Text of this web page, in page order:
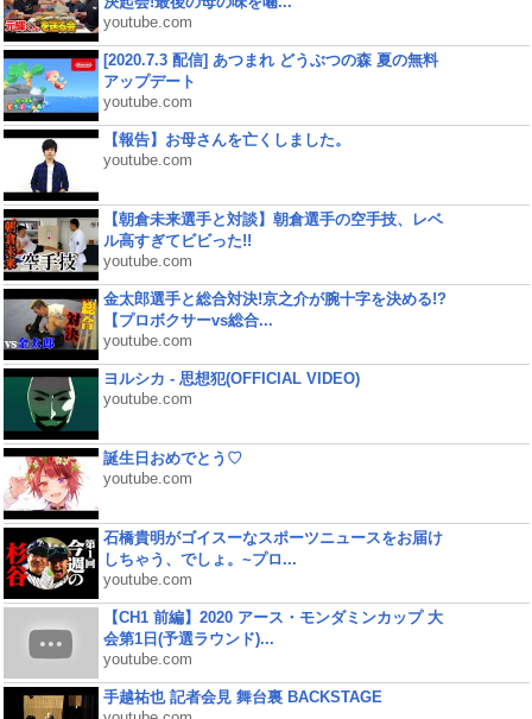
youtube.com
[2020.7.3 配信] あつまれ どうぶつの森 夏の無料
アップデート
youtube.com
【報告】お母さんを亡くしました。
youtube.com
【朝倉未来選手と対談】朝倉選手の空手技、レベ
ル高すぎてビビった!!
youtube.com
金太郎選手と総合対決!京之介が腕十字を決める!?
【プロボクサーvs総合...
youtube.com
ヨルシカ - 思想犯(OFFICIAL VIDEO)
youtube.com
誕生日おめでとう♡
youtube.com
石橋貴明がゴイスーなスポーツニュースをお届け
しちゃう、でしょ。~プロ...
youtube.com
【CH1 前編】2020 アース・モンダミンカップ 大
会第1日(予選ラウンド)...
youtube.com
手越祐也 記者会見 舞台裏 BACKSTAGE